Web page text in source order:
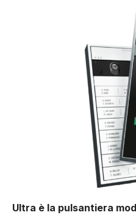
Ultra è la pulsantiera